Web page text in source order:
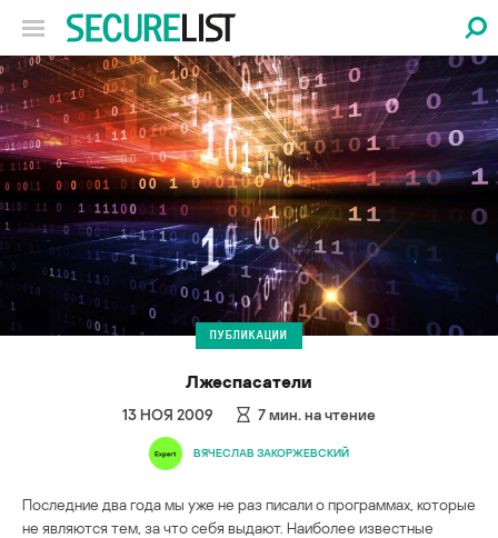
ПУБЛИКАЦИИ
Лжеспасатели
13 НОЯ 2009 7мин. на чтение
ВЯЧЕСЛАВ ЗАКОРЖЕВСКИЙ
Последние два года мы уже не раз писали о программах, которые
не являются тем, за что себя выдают. Наиболее известные